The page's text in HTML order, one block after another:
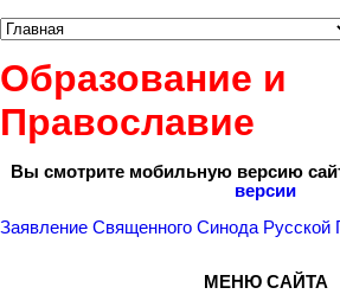
Образование и
Православие
Вы смотрите мобильную версию
версии
Заявление Священного Синода Русской
МЕНЮ САЙТА